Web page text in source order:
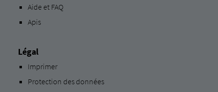
Aide et FAQ
Apis
Légal
Imprimer
Protection des données